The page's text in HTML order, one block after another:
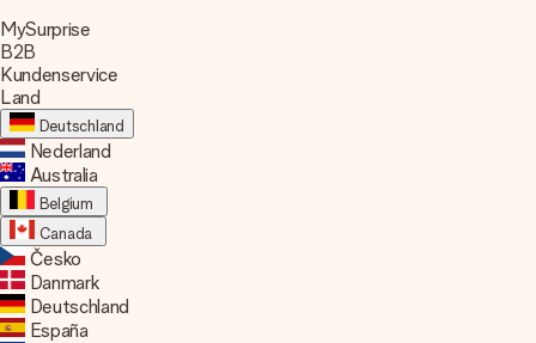
MySurprise
B2B
Kundenservice
Land
Deutschland
Nederland
Australia
Belgium
Nederlands
Français
Canada
English
Français
Česko
Danmark
Deutschland
España